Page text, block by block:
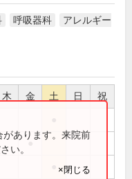
呼吸器科
アレルギー
木 金 土 日 祝
●
あります。来院前
い。
×閉じる